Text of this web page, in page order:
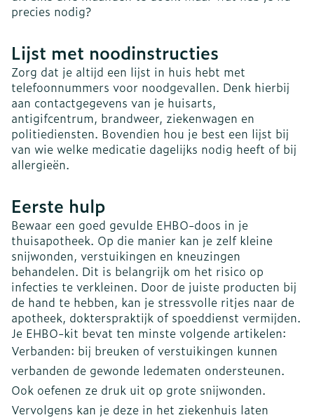
precies nodig?
Lijst met noodinstructies
Zorg dat je altijd een lijst in huis hebt met
telefoonnummers voor noodgevallen. Denk hierbij
aan contactgegevens van je huisarts,
antigifcentrum, brandweer, ziekenwagen en
politiediensten. Bovendien hou je best een lijst bij
van wie welke medicatie dagelijks nodig heeft of bij
allergieën.
Eerste hulp
Bewaar een goed gevulde EHBO-doos in je
thuisapotheek. Op die manier kan je zelf kleine
snijwonden, verstuikingen en kneuzingen
behandelen. Dit is belangrijk om het risico op
infecties te verkleinen. Door de juiste producten bij
de hand te hebben, kan je stressvolle ritjes naar de
apotheek, dokterspraktijk of spoeddienst vermijden.
Je EHBO-kit bevat ten minste volgende artikelen:
Verbanden: bij breuken of verstuikingen kunnen
verbanden de gewonde ledematen ondersteunen.
Ook oefenen ze druk uit op grote snijwonden.
Vervolgens kan je deze in het ziekenhuis laten